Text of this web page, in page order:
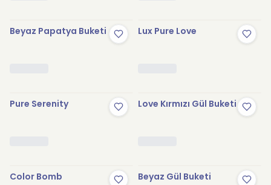
Beyaz Papatya Buketi Lux Pure Love
Pure Serenity Love Kırmızı Gül Buketi
Color Bomb Beyaz Gül Buketi